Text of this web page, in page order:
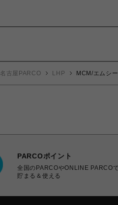
名古屋PARCO LHP MCM/エムシ
PARCOポイント
全国のPARCOやONLINE PARCO
貯まる＆使える